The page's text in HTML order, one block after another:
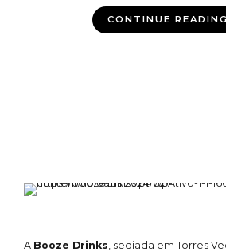
CONTINUE READING
A Booze Drinks , sediada em Torres